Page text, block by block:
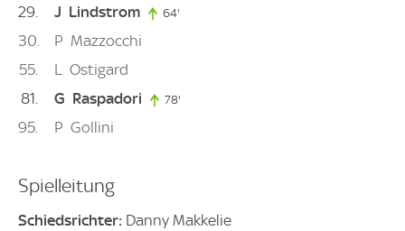
29 J Lindstrom 64'
30 P Mazzocchi
55
L
Ostigard
81
G Raspadori 78'
95 P Gollini
Spielleitung
Schiedsrichter: Danny Makkelie